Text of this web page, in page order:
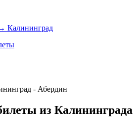
Калининград
- Абердин
из Калининграда